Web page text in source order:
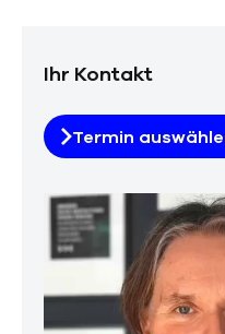
Ihr Kontakt
Termin